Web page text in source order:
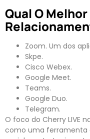
Qual O Melhor
Zoom. Um dos
Skpe.
Cisco Webex.
Google Meet.
Teams.
Google Duo.
Telegram.
O foco do Cherry LIVE
como uma ferramenta